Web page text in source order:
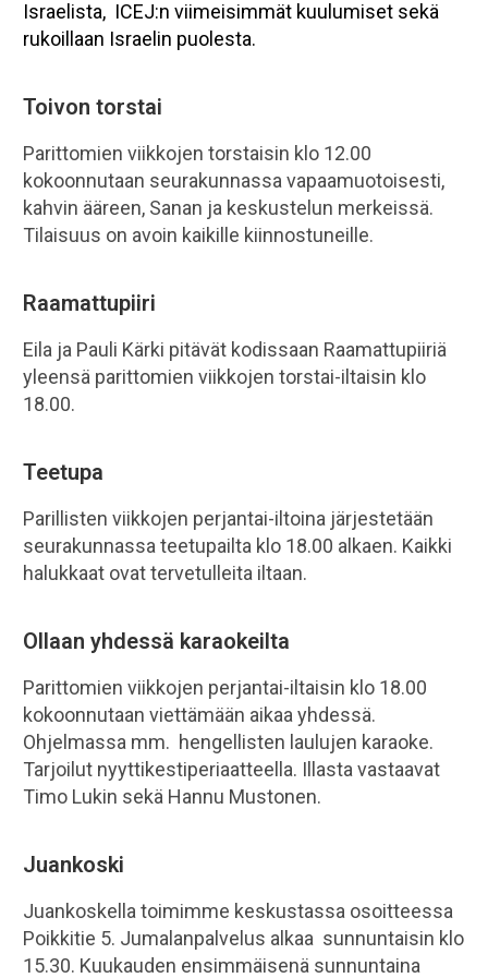
Israelista, ICEJ:n viimeisimmät kuulumiset sekä
rukoillaan Israelin puolesta.
Toivon torstai
Parittomien viikkojen torstaisin klo 12.00
kokoonnutaan seurakunnassa vapaamuotoisesti,
kahvin ääreen, Sanan ja keskustelun merkeissä.
Tilaisuus on avoin kaikille kiinnostuneille.
Raamattupiiri
Eila ja Pauli Kärki pitävät kodissaan Raamattupiiriä
yleensä parittomien viikkojen torstai-iltaisin klo
18.00.
Teetupa
Parillisten viikkojen perjantai-iltoina järjestetään
seurakunnassa teetupailta klo 18.00 alkaen. Kaikki
halukkaat ovat tervetulleita iltaan.
Ollaan yhdessä karaokeilta
Parittomien viikkojen perjantai-iltaisin klo 18.00
kokoonnutaan viettämään aikaa yhdessä.
Ohjelmassa mm. hengellisten laulujen karaoke.
Tarjoilut nyyttikestiperiaatteella. Illasta vastaavat
Timo Lukin sekä Hannu Mustonen.
Juankoski
Juankoskella toimimme keskustassa osoitteessa
Poikkitie 5. Jumalanpalvelus alkaa sunnuntaisin klo
15.30. Kuukauden ensimmäisenä sunnuntaina